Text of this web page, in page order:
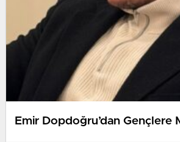
Emir Dopdoğru’dan Gençlere